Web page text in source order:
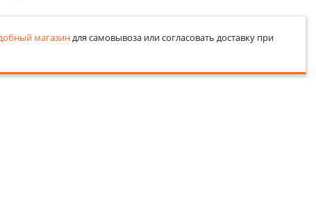
магазиндля самовывоза или согласовать доставку при